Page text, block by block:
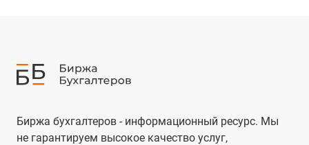
Биржа бухгалтеров - информационный ресурс. Мы
не гарантируем высокое качество услуг,